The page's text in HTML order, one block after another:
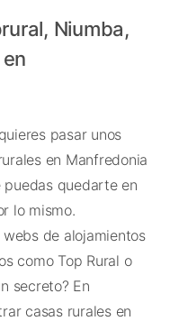
Niumba,
pasar unos
en Manfredonia
quedarte en
lo mismo.
de alojamientos
como Top Rural o
secreto? En
casas rurales en